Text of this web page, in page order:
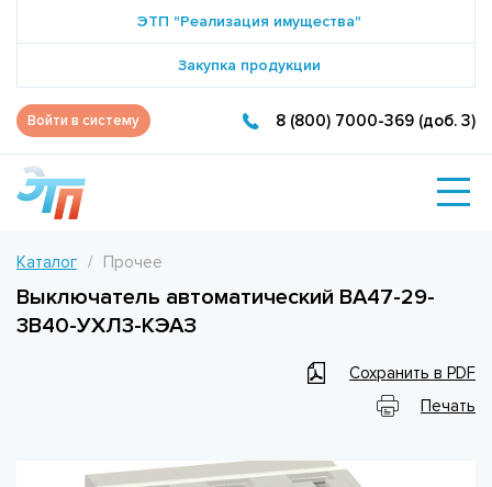
ЭТП "Реализация имущества"
Закупка продукции
Войти в систему 8 (800) 7000-369 (доб. 3)
Каталог Прочее
Выключатель автоматический ВА47-29-
3B40-УХЛ3-КЭАЗ
Сохранить в PDF
Печать